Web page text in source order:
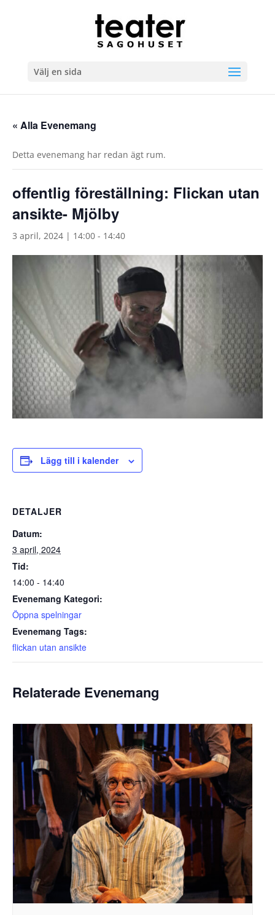
Välj en sida
« Alla Evenemang
Detta evenemang har redan ägt rum.
offentlig föreställning: Flickan utan
ansikte- Mjölby
3 april, 2024 | 14:00 - 14:40
Lägg till i kalender
DETALJER
Datum:
3 april, 2024
Tid:
14:00 - 14:40
Evenemang Kategori:
Öppna spelningar
Evenemang Tags:
flickan utan ansikte
Relaterade Evenemang